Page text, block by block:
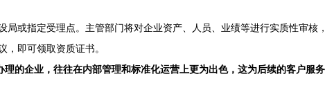
或指定受理点。主管部门将对企业资产、人员、业绩等进行实质性审核
即可领取资质证书。
的企业，往往在内部管理和标准化运营上更为出色，这为后续的客户服务